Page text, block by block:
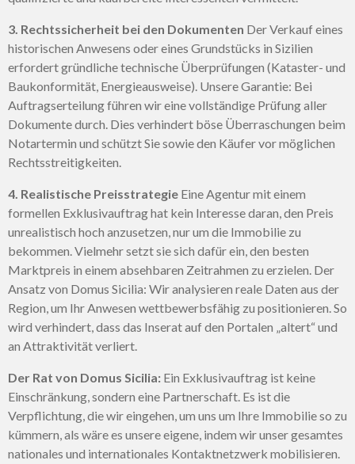
3. Rechtssicherheit bei den Dokumenten Der Verkauf eines
historischen Anwesens oder eines Grundstücks in Sizilien
erfordert gründliche technische Überprüfungen (Kataster- und
Baukonformität, Energieausweise). Unsere Garantie: Bei
Auftragserteilung führen wir eine vollständige Prüfung aller
Dokumente durch. Dies verhindert böse Überraschungen beim
Notartermin und schützt Sie sowie den Käufer vor möglichen
Rechtsstreitigkeiten.
4. Realistische Preisstrategie Eine Agentur mit einem
formellen Exklusivauftrag hat kein Interesse daran, den Preis
unrealistisch hoch anzusetzen, nur um die Immobilie zu
bekommen. Vielmehr setzt sie sich dafür ein, den besten
Marktpreis in einem absehbaren Zeitrahmen zu erzielen. Der
Ansatz von Domus Sicilia: Wir analysieren reale Daten aus der
Region, um Ihr Anwesen wettbewerbsfähig zu positionieren. So
wird verhindert, dass das Inserat auf den Portalen „altert“ und
an Attraktivität verliert.
Der Rat von Domus Sicilia: Ein Exklusivauftrag ist keine
Einschränkung, sondern eine Partnerschaft. Es ist die
Verpflichtung, die wir eingehen, um uns um Ihre Immobilie so zu
kümmern, als wäre es unsere eigene, indem wir unser gesamtes
nationales und internationales Kontaktnetzwerk mobilisieren.